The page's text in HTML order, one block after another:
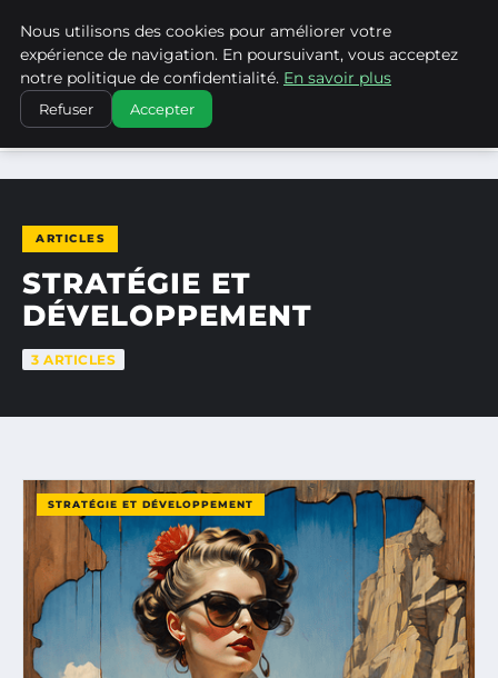
WP CAPE
ACCUEIL STRATÉGIE ET DÉVELOPPEMENT
ARTICLES
STRATÉGIE ET
DÉVELOPPEMENT
3 ARTICLES
STRATÉGIE ET DÉVELOPPEMENT
Nous utilisons des cookies pour améliorer votre
expérience de navigation. En poursuivant, vous acceptez
notre politique de confidentialité. En savoir plus
Refuser Accepter